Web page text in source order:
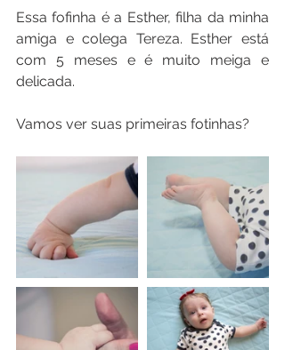
Essa fofinha é a Esther, filha da minha
amiga e colega Tereza. Esther está
com 5 meses e é muito meiga e
delicada.
Vamos ver suas primeiras fotinhas?